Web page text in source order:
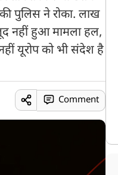
की पुलिस ने रोका. लाख
नहीं हुआ मामला हल,
यूरोप को भी संदेश है
Comment